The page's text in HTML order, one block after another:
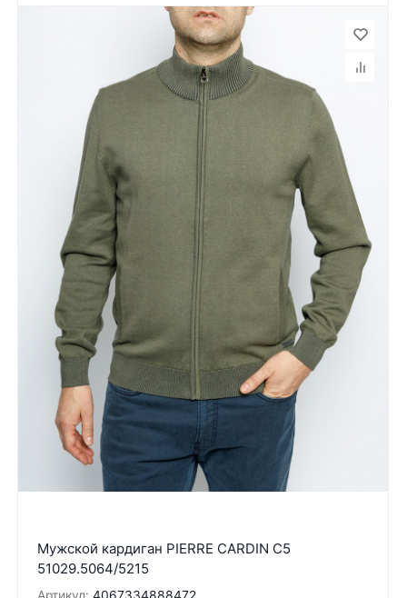
Мужской кардиган PIERRE CARDIN C5
51029.5064/5215
Артикул: 4067334888472